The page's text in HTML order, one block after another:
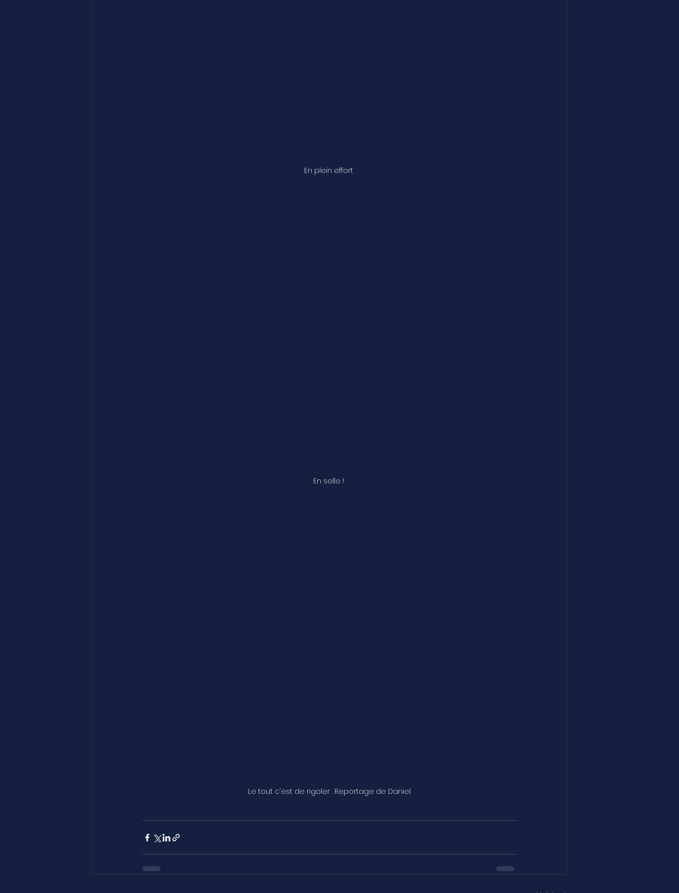
En plein effort
En selle !
Le tout c'est de rigoler . Reportage de Daniel.